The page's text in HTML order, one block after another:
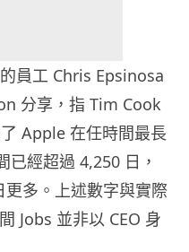
員工 Chris Epsinosa
分享，指 Tim Cook
Apple 在任時間最長
已經超過 4,250 日，
更多。上述數字與實際
Jobs 並非以 CEO 身